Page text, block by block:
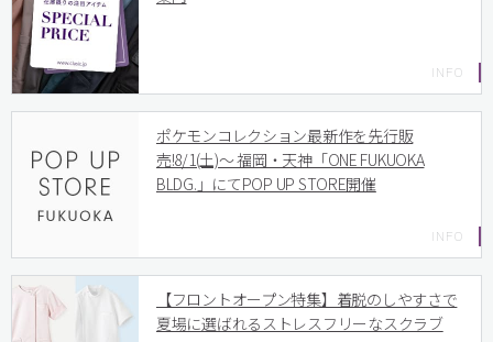
ポケモンコレクション最新作を先行販
売!8/1(土)〜 福岡・天神「ONE FUKUOKA
BLDG.」にてPOP UP STORE開催
【フロントオープン特集】着脱のしやすさで
夏場に選ばれるストレスフリーなスクラブ